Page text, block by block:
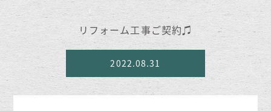
リフォーム工事ご契約♫
2022.08.31